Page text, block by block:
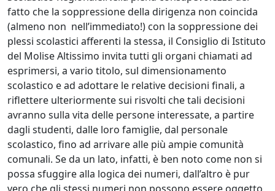
fatto che la soppressione della dirigenza non coincida
(almeno non nell’immediato!) con la soppressione dei
plessi scolastici afferenti la stessa, il Consiglio di Istituto
del Molise Altissimo invita tutti gli organi chiamati ad
esprimersi, a vario titolo, sul dimensionamento
scolastico e ad adottare le relative decisioni finali, a
riflettere ulteriormente sui risvolti che tali decisioni
avranno sulla vita delle persone interessate, a partire
dagli studenti, dalle loro famiglie, dal personale
scolastico, fino ad arrivare alle più ampie comunità
comunali. Se da un lato, infatti, è ben noto come non si
possa sfuggire alla logica dei numeri, dall’altro è pur
vero che gli stessi numeri non possono essere oggetto